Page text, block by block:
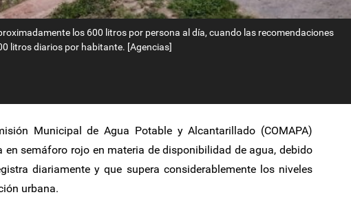
los 600 litros por persona al día, cuando las recomendaciones
litros diarios por habitante. [Agencias]
Municipal de Agua Potable y Alcantarillado (COMAPA)
semáforo rojo en materia de disponibilidad de agua, debido
diariamente y que supera considerablemente los niveles
urbana.